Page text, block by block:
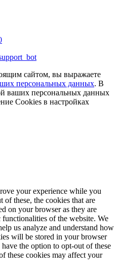
сайтом, вы выражаете
персональных данных. В
ваших персональных данных
Cookies в настройках
your experience while you
of these, the cookies that are
on your browser as they are
of the website. We
us analyze and understand how
will be stored in your browser
the option to opt-out of these
these cookies may affect your